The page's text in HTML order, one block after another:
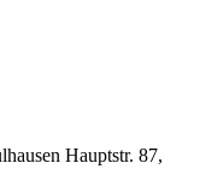
Hauptstr. 87,